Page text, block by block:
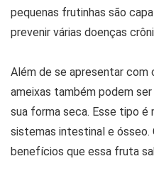
pequenas frutinhas são
prevenir várias doenças
Além de se apresentar com
ameixas também podem
sua forma seca. Esse tipo
sistemas intestinal e ósseo.
benefícios que essa fruta